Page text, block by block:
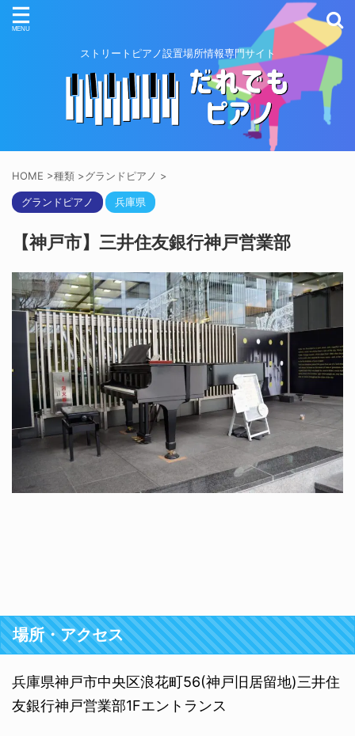
ストリートピアノ設置場所情報専門サイト
HOME >種類 >グランドピアノ >
グランドピアノ 兵庫県
【神戸市】三井住友銀行神戸営業部
場所・アクセス
兵庫県神戸市中央区浪花町56(神戸旧居留地)三井住
友銀行神戸営業部1Fエントランス